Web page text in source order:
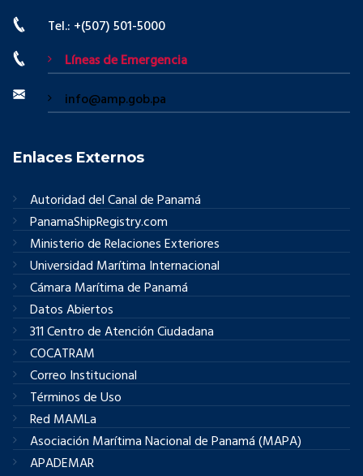
Tel.: +(507) 501-5000
Líneas de Emergencia
info@amp.gob.pa
Enlaces Externos
Autoridad del Canal de Panamá
PanamaShipRegistry.com
Ministerio de Relaciones Exteriores
Universidad Marítima Internacional
Cámara Marítima de Panamá
Datos Abiertos
311 Centro de Atención Ciudadana
COCATRAM
Correo Institucional
Términos de Uso
Red MAMLa
Asociación Marítima Nacional de Panamá (MAPA)
APADEMAR